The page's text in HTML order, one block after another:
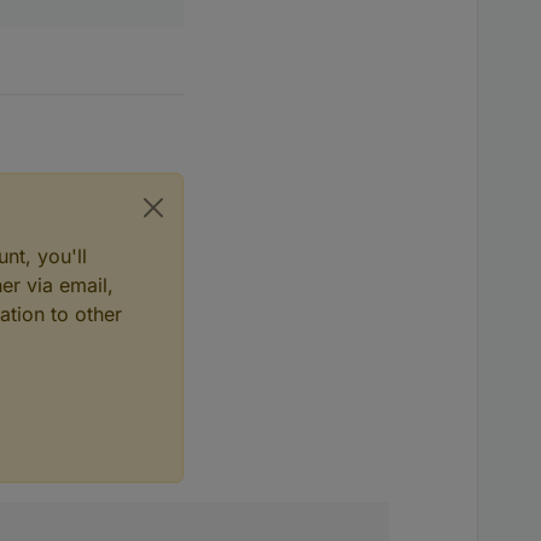
you'll
via email,
to other